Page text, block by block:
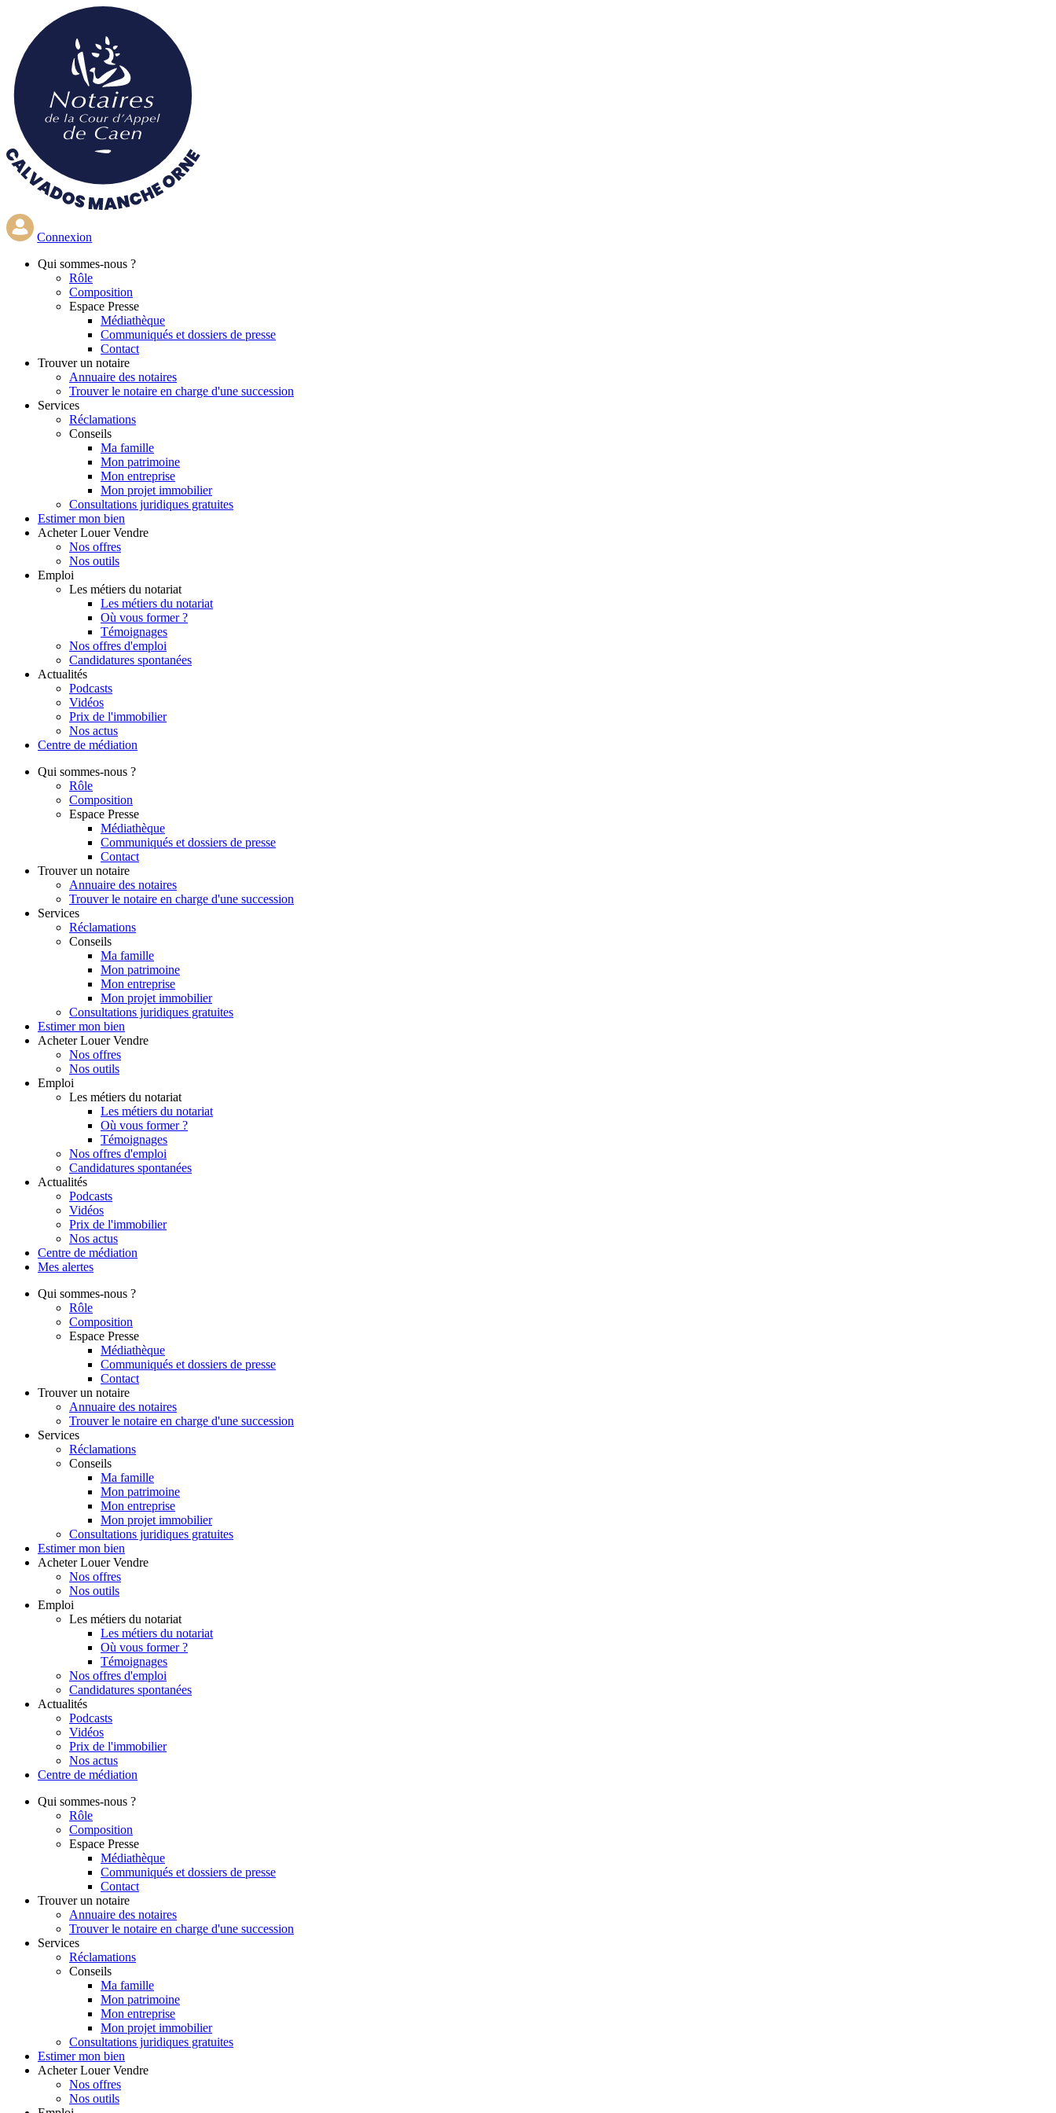
contenu
principal
Connexion
Qui sommes-nous ?
Rôle
Composition
Espace Presse
Médiathèque
Communiqués et dossiers de presse
Contact
Trouver un notaire
Annuaire des notaires
Trouver le notaire en charge d'une succession
Services
Réclamations
Conseils
Ma famille
Mon patrimoine
Mon entreprise
Mon projet immobilier
Consultations juridiques gratuites
Estimer mon bien
Acheter Louer Vendre
Nos offres
Nos outils
Emploi
Les métiers du notariat
Les métiers du notariat
Où vous former ?
Témoignages
Nos offres d'emploi
Candidatures spontanées
Actualités
Podcasts
Vidéos
Prix de l'immobilier
Nos actus
Centre de médiation
Qui sommes-nous ?
Rôle
Composition
Espace Presse
Médiathèque
Communiqués et dossiers de presse
Contact
Trouver un notaire
Annuaire des notaires
Trouver le notaire en charge d'une succession
Services
Réclamations
Conseils
Ma famille
Mon patrimoine
Mon entreprise
Mon projet immobilier
Consultations juridiques gratuites
Estimer mon bien
Acheter Louer Vendre
Nos offres
Nos outils
Emploi
Les métiers du notariat
Les métiers du notariat
Où vous former ?
Témoignages
Nos offres d'emploi
Candidatures spontanées
Actualités
Podcasts
Vidéos
Prix de l'immobilier
Nos actus
Centre de médiation
Mes alertes
Qui sommes-nous ?
Rôle
Composition
Espace Presse
Médiathèque
Communiqués et dossiers de presse
Contact
Trouver un notaire
Annuaire des notaires
Trouver le notaire en charge d'une succession
Services
Réclamations
Conseils
Ma famille
Mon patrimoine
Mon entreprise
Mon projet immobilier
Consultations juridiques gratuites
Estimer mon bien
Acheter Louer Vendre
Nos offres
Nos outils
Emploi
Les métiers du notariat
Les métiers du notariat
Où vous former ?
Témoignages
Nos offres d'emploi
Candidatures spontanées
Actualités
Podcasts
Vidéos
Prix de l'immobilier
Nos actus
Centre de médiation
Qui sommes-nous ?
Rôle
Composition
Espace Presse
Médiathèque
Communiqués et dossiers de presse
Contact
Trouver un notaire
Annuaire des notaires
Trouver le notaire en charge d'une succession
Services
Réclamations
Conseils
Ma famille
Mon patrimoine
Mon entreprise
Mon projet immobilier
Consultations juridiques gratuites
Estimer mon bien
Acheter Louer Vendre
Nos offres
Nos outils